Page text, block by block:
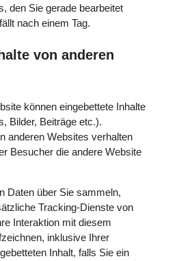
den Sie gerade bearbeitet
nach einem Tag.
von anderen
können eingebettete Inhalte
Bilder, Beiträge etc.).
anderen Websites verhalten
Besucher die andere Website
Daten über Sie sammeln,
Tracking-Dienste von
Interaktion mit diesem
inklusive Ihrer
Inhalt, falls Sie ein